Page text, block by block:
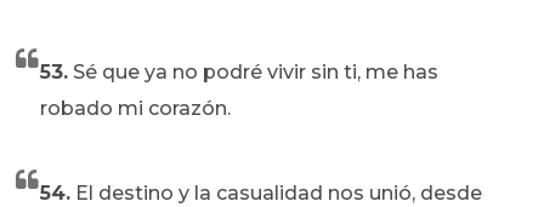
53. Sé que ya no podré vivir sin ti, me has
robado mi corazón.
54. El destino y la casualidad nos unió, desde